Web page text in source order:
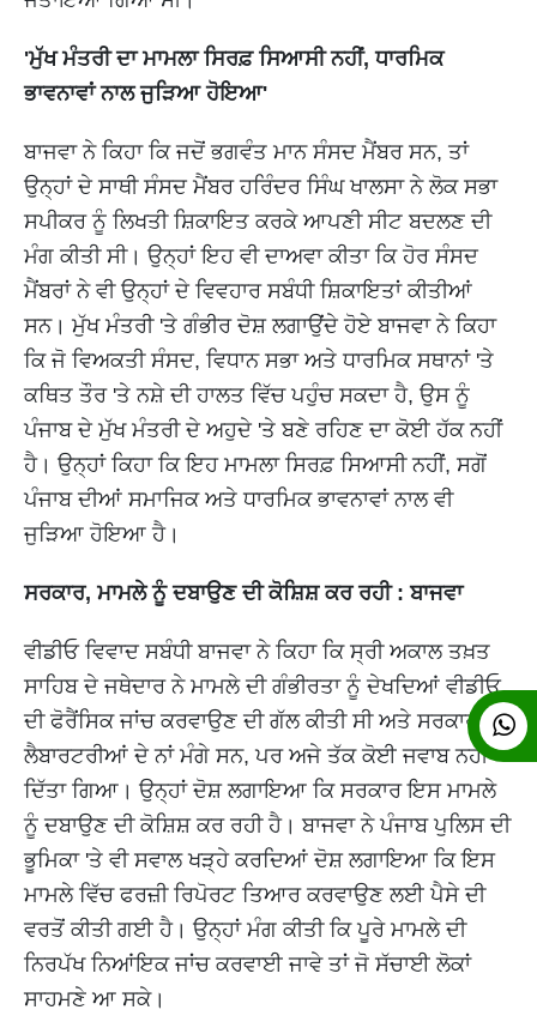
'ਮੁੱਖ ਮੰਤਰੀ ਦਾ ਮਾਮਲਾ ਸਿਰਫ਼ ਸਿਆਸੀ ਨਹੀਂ, ਧਾਰਮਿਕ
ਭਾਵਨਾਵਾਂ ਨਾਲ ਜੁੜਿਆ ਹੋਇਆ'
ਬਾਜਵਾ ਨੇ ਕਿਹਾ ਕਿ ਜਦੋਂ ਭਗਵੰਤ ਮਾਨ ਸੰਸਦ ਮੈਂਬਰ ਸਨ, ਤਾਂ
ਉਨ੍ਹਾਂ ਦੇ ਸਾਥੀ ਸੰਸਦ ਮੈਂਬਰ ਹਰਿੰਦਰ ਸਿੰਘ ਖਾਲਸਾ ਨੇ ਲੋਕ ਸਭਾ
ਸਪੀਕਰ ਨੂੰ ਲਿਖਤੀ ਸ਼ਿਕਾਇਤ ਕਰਕੇ ਆਪਣੀ ਸੀਟ ਬਦਲਣ ਦੀ
ਮੰਗ ਕੀਤੀ ਸੀ। ਉਨ੍ਹਾਂ ਇਹ ਵੀ ਦਾਅਵਾ ਕੀਤਾ ਕਿ ਹੋਰ ਸੰਸਦ
ਮੈਂਬਰਾਂ ਨੇ ਵੀ ਉਨ੍ਹਾਂ ਦੇ ਵਿਵਹਾਰ ਸਬੰਧੀ ਸ਼ਿਕਾਇਤਾਂ ਕੀਤੀਆਂ
ਸਨ। ਮੁੱਖ ਮੰਤਰੀ 'ਤੇ ਗੰਭੀਰ ਦੋਸ਼ ਲਗਾਉਂਦੇ ਹੋਏ ਬਾਜਵਾ ਨੇ ਕਿਹਾ
ਕਿ ਜੋ ਵਿਅਕਤੀ ਸੰਸਦ, ਵਿਧਾਨ ਸਭਾ ਅਤੇ ਧਾਰਮਿਕ ਸਥਾਨਾਂ 'ਤੇ
ਕਥਿਤ ਤੌਰ 'ਤੇ ਨਸ਼ੇ ਦੀ ਹਾਲਤ ਵਿੱਚ ਪਹੁੰਚ ਸਕਦਾ ਹੈ, ਉਸ ਨੂੰ
ਪੰਜਾਬ ਦੇ ਮੁੱਖ ਮੰਤਰੀ ਦੇ ਅਹੁਦੇ 'ਤੇ ਬਣੇ ਰਹਿਣ ਦਾ ਕੋਈ ਹੱਕ ਨਹੀਂ
ਹੈ। ਉਨ੍ਹਾਂ ਕਿਹਾ ਕਿ ਇਹ ਮਾਮਲਾ ਸਿਰਫ਼ ਸਿਆਸੀ ਨਹੀਂ, ਸਗੋਂ
ਪੰਜਾਬ ਦੀਆਂ ਸਮਾਜਿਕ ਅਤੇ ਧਾਰਮਿਕ ਭਾਵਨਾਵਾਂ ਨਾਲ ਵੀ
ਜੁੜਿਆ ਹੋਇਆ ਹੈ।
ਸਰਕਾਰ, ਮਾਮਲੇ ਨੂੰ ਦਬਾਉਣ ਦੀ ਕੋਸ਼ਿਸ਼ ਕਰ ਰਹੀ : ਬਾਜਵਾ
ਵੀਡੀਓ ਵਿਵਾਦ ਸਬੰਧੀ ਬਾਜਵਾ ਨੇ ਕਿਹਾ ਕਿ ਸ੍ਰੀ ਅਕਾਲ ਤਖ਼ਤ
ਸਾਹਿਬ ਦੇ ਜਥੇਦਾਰ ਨੇ ਮਾਮਲੇ ਦੀ ਗੰਭੀਰਤਾ ਨੂੰ ਦੇਖਦਿਆਂ ਵੀਡੀਓ
ਦੀ ਫੋਰੈਂਸਿਕ ਜਾਂਚ ਕਰਵਾਉਣ ਦੀ ਗੱਲ ਕੀਤੀ ਸੀ ਅਤੇ ਸਰਕਾਰ ਤੋਂ
ਲੈਬਾਰਟਰੀਆਂ ਦੇ ਨਾਂ ਮੰਗੇ ਸਨ, ਪਰ ਅਜੇ ਤੱਕ ਕੋਈ ਜਵਾਬ ਨਹੀਂ
ਦਿੱਤਾ ਗਿਆ। ਉਨ੍ਹਾਂ ਦੋਸ਼ ਲਗਾਇਆ ਕਿ ਸਰਕਾਰ ਇਸ ਮਾਮਲੇ
ਨੂੰ ਦਬਾਉਣ ਦੀ ਕੋਸ਼ਿਸ਼ ਕਰ ਰਹੀ ਹੈ। ਬਾਜਵਾ ਨੇ ਪੰਜਾਬ ਪੁਲਿਸ ਦੀ
ਭੂਮਿਕਾ 'ਤੇ ਵੀ ਸਵਾਲ ਖੜ੍ਹੇ ਕਰਦਿਆਂ ਦੋਸ਼ ਲਗਾਇਆ ਕਿ ਇਸ
ਮਾਮਲੇ ਵਿੱਚ ਫਰਜ਼ੀ ਰਿਪੋਰਟ ਤਿਆਰ ਕਰਵਾਉਣ ਲਈ ਪੈਸੇ ਦੀ
ਵਰਤੋਂ ਕੀਤੀ ਗਈ ਹੈ। ਉਨ੍ਹਾਂ ਮੰਗ ਕੀਤੀ ਕਿ ਪੂਰੇ ਮਾਮਲੇ ਦੀ
ਨਿਰਪੱਖ ਨਿਆਂਇਕ ਜਾਂਚ ਕਰਵਾਈ ਜਾਵੇ ਤਾਂ ਜੋ ਸੱਚਾਈ ਲੋਕਾਂ
ਸਾਹਮਣੇ ਆ ਸਕੇ।